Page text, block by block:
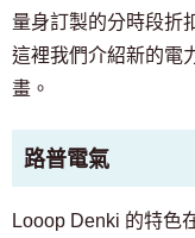
量身訂製的分時段折
這裡我們介紹新的電
畫。
路普電氣
Looop Denki 的特色